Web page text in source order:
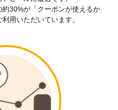
30%が「クーポンが使えるか
用いただいています。